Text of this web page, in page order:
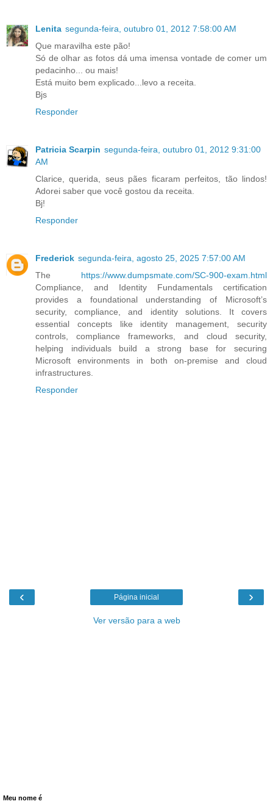
Lenita segunda-feira, outubro 01, 2012 7:58:00 AM
Que maravilha este pão!
Só de olhar as fotos dá uma imensa vontade de comer um
pedacinho... ou mais!
Está muito bem explicado...levo a receita.
Bjs
Responder
Patricia Scarpin segunda-feira, outubro 01, 2012 9:31:00
AM
Clarice, querida, seus pães ficaram perfeitos, tão lindos!
Adorei saber que você gostou da receita.
Bj!
Responder
Frederick segunda-feira, agosto 25, 2025 7:57:00 AM
The https://www.dumpsmate.com/SC-900-exam.html
Compliance, and Identity Fundamentals certification
provides a foundational understanding of Microsoft’s
security, compliance, and identity solutions. It covers
essential concepts like identity management, security
controls, compliance frameworks, and cloud security,
helping individuals build a strong base for securing
Microsoft environments in both on-premise and cloud
infrastructures.
Responder
‹ ›
Página inicial
Ver versão para a web
Meu nome é